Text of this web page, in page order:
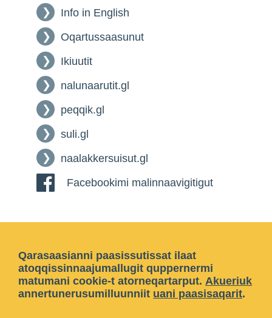
Info in English
Oqartussaasunut
Ikiuutit
nalunaarutit.gl
peqqik.gl
suli.gl
naalakkersuisut.gl
Facebookimi malinnaavigitigut
Qarasaasianni paasissutissat ilaat
atoqqissinnaajumallugit quppernermi
matumani cookie-t atorneqartarput. Akueriuk
annertunerusumilluunniit uani paasisaqarit.